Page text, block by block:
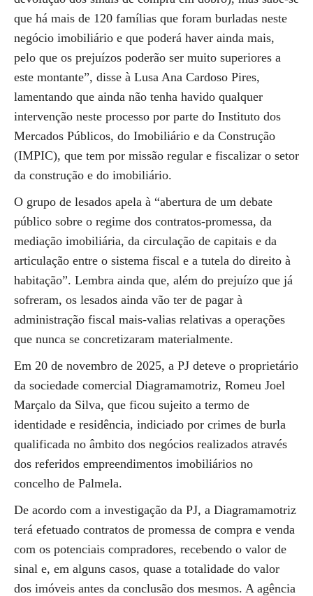
que há mais de 120 famílias que foram burladas neste
negócio imobiliário e que poderá haver ainda mais,
pelo que os prejuízos poderão ser muito superiores a
este montante”, disse à Lusa Ana Cardoso Pires,
lamentando que ainda não tenha havido qualquer
intervenção neste processo por parte do Instituto dos
Mercados Públicos, do Imobiliário e da Construção
(IMPIC), que tem por missão regular e fiscalizar o setor
da construção e do imobiliário.
O grupo de lesados apela à “abertura de um debate
público sobre o regime dos contratos-promessa, da
mediação imobiliária, da circulação de capitais e da
articulação entre o sistema fiscal e a tutela do direito à
habitação”. Lembra ainda que, além do prejuízo que já
sofreram, os lesados ainda vão ter de pagar à
administração fiscal mais-valias relativas a operações
que nunca se concretizaram materialmente.
Em 20 de novembro de 2025, a PJ deteve o proprietário
da sociedade comercial Diagramamotriz, Romeu Joel
Marçalo da Silva, que ficou sujeito a termo de
identidade e residência, indiciado por crimes de burla
qualificada no âmbito dos negócios realizados através
dos referidos empreendimentos imobiliários no
concelho de Palmela.
De acordo com a investigação da PJ, a Diagramamotriz
terá efetuado contratos de promessa de compra e venda
com os potenciais compradores, recebendo o valor de
sinal e, em alguns casos, quase a totalidade do valor
dos imóveis antes da conclusão dos mesmos. A agência